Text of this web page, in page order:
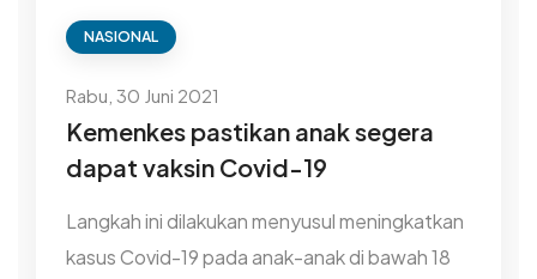
NASIONAL
Rabu, 30 Juni 2021
Kemenkes pastikan anak segera
dapat vaksin Covid-19
Langkah ini dilakukan menyusul meningkatkan
kasus Covid-19 pada anak-anak di bawah 18